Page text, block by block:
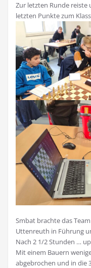
Zur letzten Runde reiste
letzten Punkte zum
Smbat brachte das
Uttenreuth in Führung
Nach 2 1/2 Stunden …
Mit einem Bauern
abgebrochen und in die